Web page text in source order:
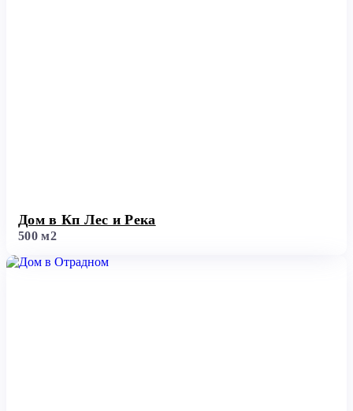
Дом в Кп Лес и Река
500 м2